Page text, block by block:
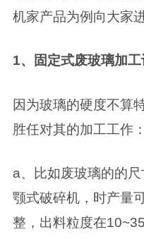
机家产品为例向大家
1、固定式废玻璃加
因为玻璃的硬度不算
胜任对其的加工工作：
a、比如废玻璃的的
颚式破碎机，时产量
整，出料粒度在